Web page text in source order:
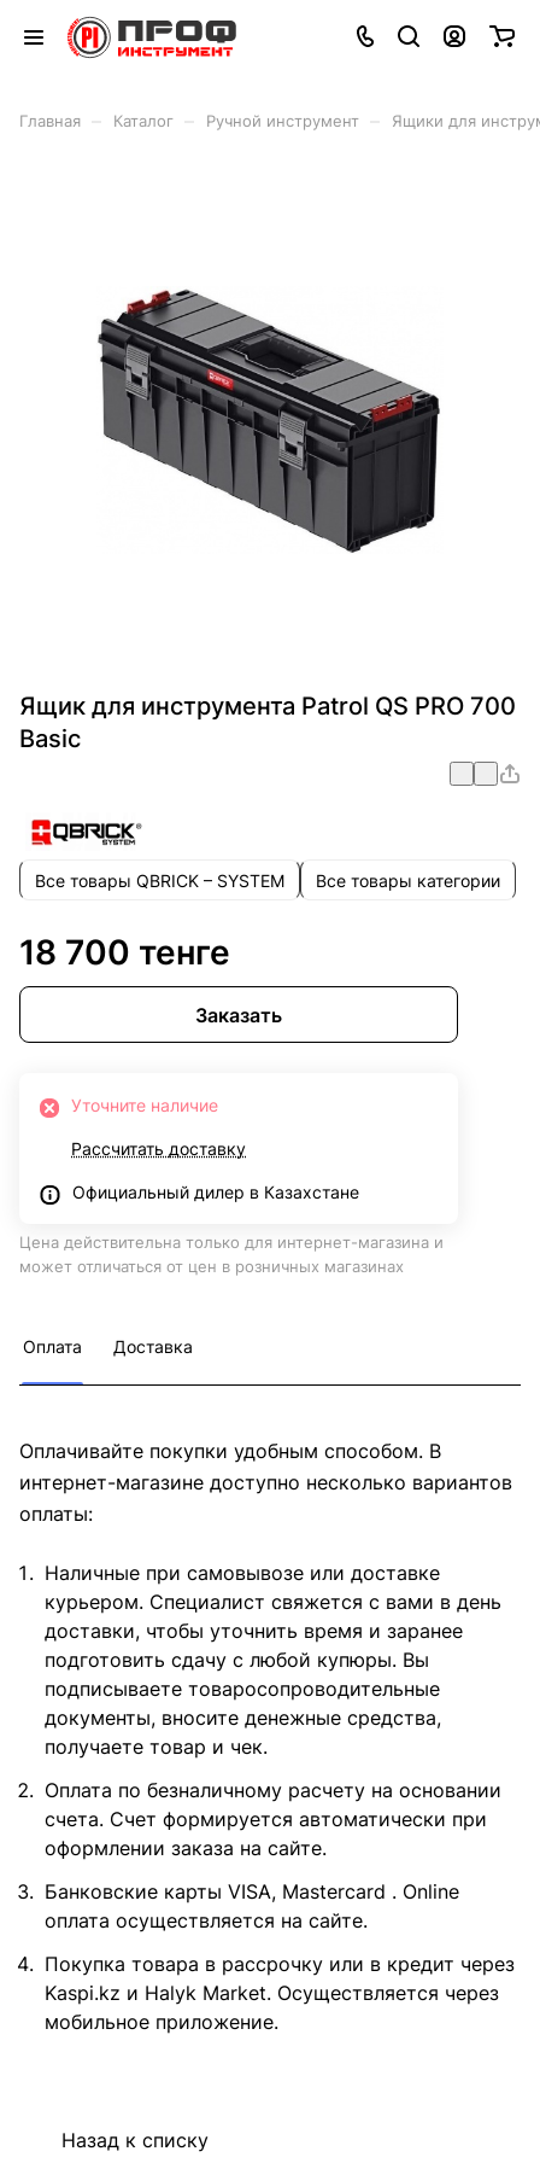
Главная Каталог Ручной инструмент Ящики для
Ящик для инструмента Patrol QS PRO 700
Basic
Все товары QBRICK – SYSTEM Все товары категории
18 700 тенге
Заказать
Уточните наличие
Рассчитать доставку
Официальный дилер в Казахстане
Цена действительна только для интернет-магазина и
может отличаться от цен в розничных магазинах
Оплата Доставка
Оплачивайте покупки удобным способом. В
интернет-магазине доступно несколько вариантов
оплаты:
Наличные при самовывозе или доставке
курьером. Специалист свяжется с вами в день
доставки, чтобы уточнить время и заранее
подготовить сдачу с любой купюры. Вы
подписываете товаросопроводительные
документы, вносите денежные средства,
получаете товар и чек.
Оплата по безналичному расчету на основании
счета. Счет формируется автоматически при
оформлении заказа на сайте.
Банковские карты VISA, Mastercard . Online
оплата осуществляется на сайте.
Покупка товара в рассрочку или в кредит через
Kaspi.kz и Halyk Market. Осуществляется через
мобильное приложение.
Назад к списку